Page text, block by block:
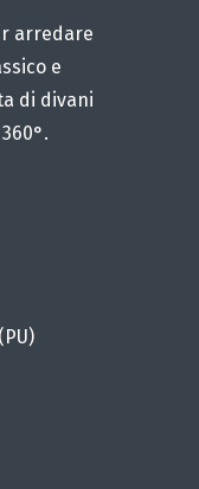
arredare
e
di divani